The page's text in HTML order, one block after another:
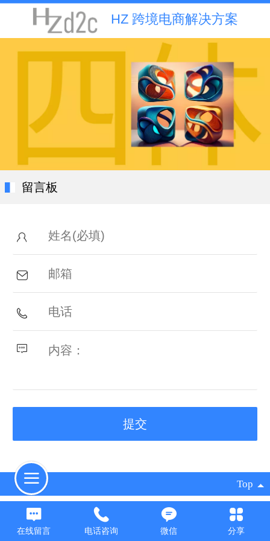
HZ 跨境电商解决方案
留言板
Top
©
2026 版权所有
凡科建站提供技术支持 | 电脑版
在线留言 电话咨询 微信 分享